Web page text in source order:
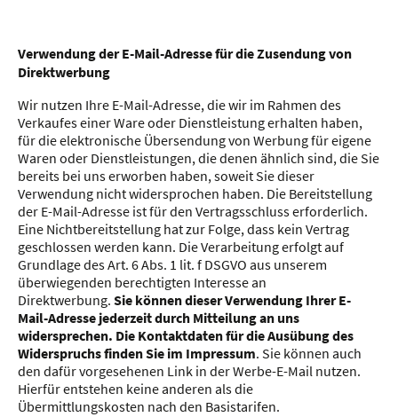
Verwendung der E-Mail-Adresse für die Zusendung von
Direktwerbung
Wir nutzen Ihre E-Mail-Adresse, die wir im Rahmen des
Verkaufes einer Ware oder Dienstleistung erhalten haben,
für die elektronische Übersendung von Werbung für eigene
Waren oder Dienstleistungen, die denen ähnlich sind, die Sie
bereits bei uns erworben haben, soweit Sie dieser
Verwendung nicht widersprochen haben. Die Bereitstellung
der E-Mail-Adresse ist für den Vertragsschluss erforderlich.
Eine Nichtbereitstellung hat zur Folge, dass kein Vertrag
geschlossen werden kann. Die Verarbeitung erfolgt auf
Grundlage des Art. 6 Abs. 1 lit. f DSGVO aus unserem
überwiegenden berechtigten Interesse an
Direktwerbung. Sie können dieser Verwendung Ihrer E-
Mail-Adresse jederzeit durch Mitteilung an uns
widersprechen. Die Kontaktdaten für die Ausübung des
Widerspruchs finden Sie im Impressum. Sie können auch
den dafür vorgesehenen Link in der Werbe-E-Mail nutzen.
Hierfür entstehen keine anderen als die
Übermittlungskosten nach den Basistarifen.